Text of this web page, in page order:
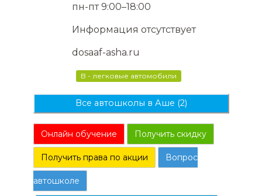
пн-пт 9:00–18:00
Информация отсутствует
dosaaf-asha.ru
B - легковые автомобили
Все автошколы в Аше (2)
Онлайн обучение Получить скидку
Получить права по акции Вопрос
автошколе